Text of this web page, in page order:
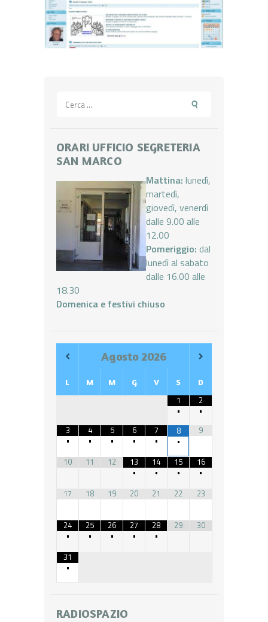
per:
ORARI UFFICIO SEGRETERIA
SAN MARCO
Mattina: lunedì,
martedì,
giovedì, venerdì
dalle 9.00 alle
12.00
Pomeriggio: dal
lunedì al sabato
dalle 16.00 alle
18.30
Domenica e festivi chiuso
Agosto2026
L M M G V S D
1
•
2
•
3
•
4
•
5
•
6
•
7
•
8
•
9
10 11 12
13
•
14
•
15
•
16
•
17
18 19 20 21 22 23
24
•
25
•
26
•
27
•
28
•
29 30
31
•
RADIOSPAZIO